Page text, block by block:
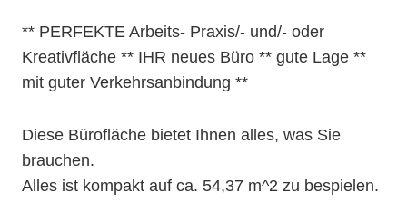
** PERFEKTE Arbeits- Praxis/- und/- oder
Kreativfläche ** IHR neues Büro ** gute Lage **
mit guter Verkehrsanbindung **
Diese Bürofläche bietet Ihnen alles, was Sie
brauchen.
Alles ist kompakt auf ca. 54,37 m^2 zu bespielen.